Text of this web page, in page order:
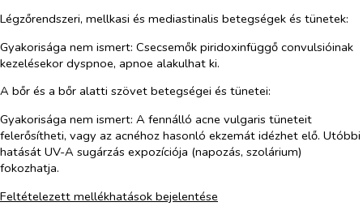
Légzőrendszeri, mellkasi és mediastinalis betegségek és tünetek:
Gyakorisága nem ismert: Csecsemők piridoxinfüggő convulsióinak
kezelésekor dyspnoe, apnoe alakulhat ki.
A bőr és a bőr alatti szövet betegségei és tünetei:
Gyakorisága nem ismert: A fennálló acne vulgaris tüneteit
felerősítheti, vagy az acnéhoz hasonló ekzemát idézhet elő. Utóbbi
hatását UV-A sugárzás expozíciója (napozás, szolárium)
fokozhatja.
Feltételezett mellékhatások bejelentése